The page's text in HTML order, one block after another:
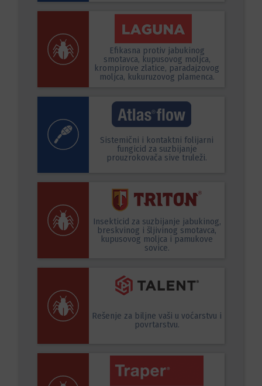
Efikasna protiv jabukinog
smotavca, kupusovog moljca,
krompirove zlatice, paradajzovog
moljca, kukuruzovog plamenca.
Sistemični i kontaktni folijarni
fungicid za suzbijanje
prouzrokovača sive truleži.
Insekticid za suzbijanje jabukinog,
breskvinog i šljivinog smotavca,
kupusovog moljca i pamukove
sovice.
Rešenje za biljne vaši u voćarstvu i
povrtarstvu.